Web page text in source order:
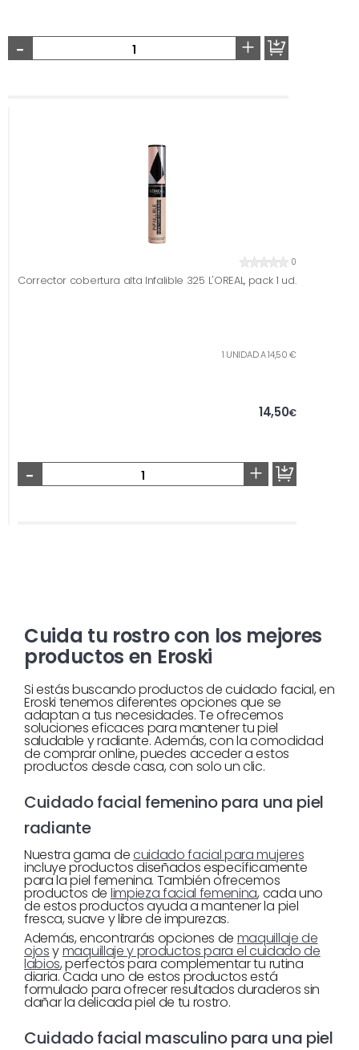
- +
0
Corrector cobertura alta Infalible 325 L'OREAL, pack 1 ud.
1 UNIDAD A 14,50 €
14,50€
- +
Cuida tu rostro con los mejores
productos en Eroski
Si estás buscando productos de cuidado facial, en
Eroski tenemos diferentes opciones que se
adaptan a tus necesidades. Te ofrecemos
soluciones eficaces para mantener tu piel
saludable y radiante. Además, con la comodidad
de comprar online, puedes acceder a estos
productos desde casa, con solo un clic.
Cuidado facial femenino para una piel
radiante
Nuestra gama decuidado facial para mujeres
incluye productos diseñados específicamente
para la piel femenina. También ofrecemos
productos de limpieza facial femenina, cada uno
de estos productos ayuda a mantener la piel
fresca, suave y libre de impurezas.
Además, encontrarás opciones de maquillaje de
ojosymaquillaje y productos para el cuidado de
labios, perfectos para complementar tu rutina
diaria. Cada uno de estos productos está
formulado para ofrecer resultados duraderos sin
dañar la delicada piel de tu rostro.
Cuidado facial masculino para una piel